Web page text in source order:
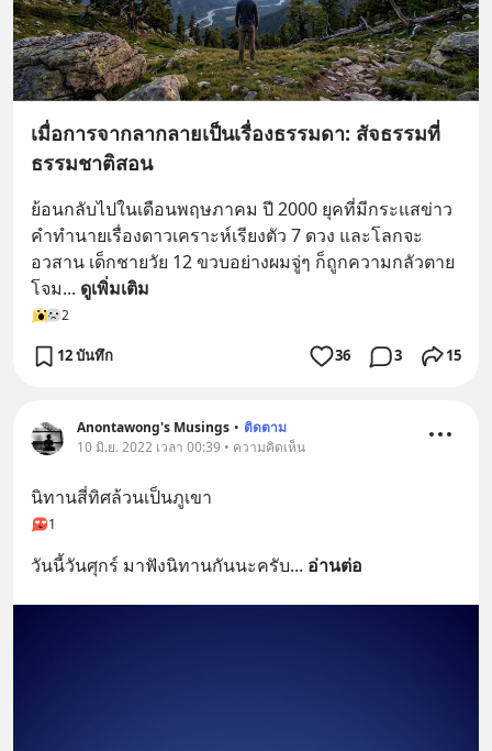
เมื่อการจากลากลายเป็นเรื่องธรรมดา: สัจธรรมที่
ธรรมชาติสอน
ย้อนกลับไปในเดือนพฤษภาคม ปี 2000 ยุคที่มีกระแสข่าว
คำทำนายเรื่องดาวเคราะห์เรียงตัว 7 ดวง และโลกจะ
อวสาน เด็กชายวัย 12 ขวบอย่างผมจู่ๆ ก็ถูกความกลัวตาย
โจม... ดูเพิ่มเติม
2
12 บันทึก 36 3 15
Anontawong's Musings • ติดตาม
10 มิ.ย. 2022 เวลา 00:39 • ความคิดเห็น
นิทานสี่ทิศล้วนเป็นภูเขา
1
วันนี้วันศุกร์ มาฟังนิทานกันนะครับ... อ่านต่อ